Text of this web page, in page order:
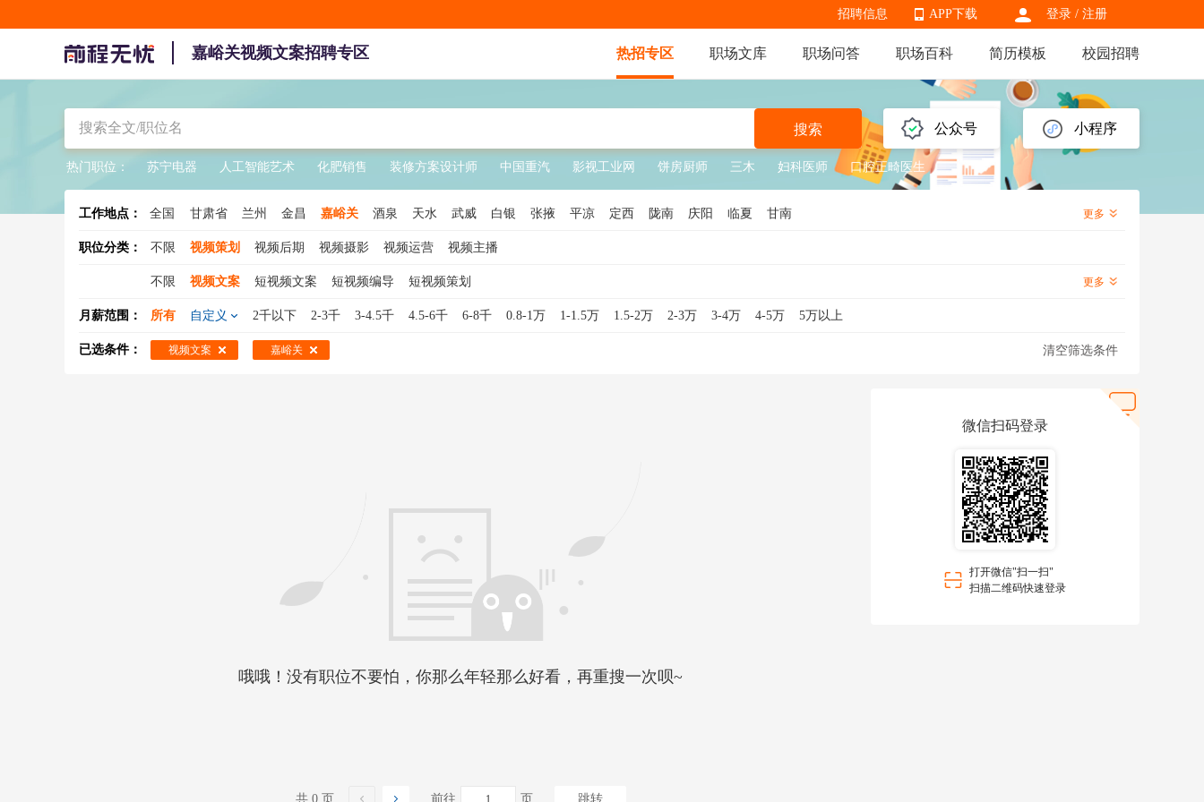
登录 / 注册
APP下载
APP下载
招聘信息
嘉峪关视频文案招聘专区 热招专区 职场文库 职场问答 职场百科 简历模板 校园招聘
公众号 小程序
搜索
热门职位： 苏宁电器 人工智能艺术 化肥销售 装修方案设计师 中国重汽 影视工业网 饼房厨师 三木 妇科医师 口腔正畸医生
工作地点： 全国 甘肃省 兰州 金昌 嘉峪关 酒泉 天水 武威 白银 张掖 平凉 定西 陇南 庆阳 临夏 甘南 更多
职位分类： 不限 视频策划 视频后期 视频摄影 视频运营 视频主播
不限 视频文案 短视频文案 短视频编导 短视频策划 更多
月薪范围： 所有 自定义 2千以下 2-3千 3-4.5千 4.5-6千 6-8千 0.8-1万 1-1.5万 1.5-2万 2-3万 3-4万 4-5万 5万以上
已选条件： 视频文案 嘉峪关 清空筛选条件
哦哦！没有职位不要怕，你那么年轻那么好看，再重搜一次呗~
共 0 页 前往 页 跳转
微信扫码登录
打开微信"扫一扫"
扫描二维码快速登录